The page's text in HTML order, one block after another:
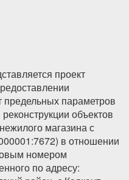
проект
предельных параметров
объектов
магазина с
в отношении
номером
по адресу: